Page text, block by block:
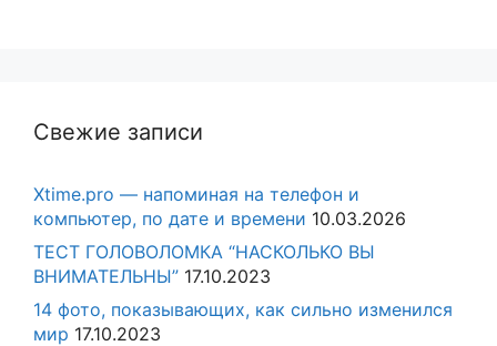
Свежие записи
Xtime.pro — напоминая на телефон и
компьютер, по дате и времени 10.03.2026
ТЕСТ ГОЛОВОЛОМКА “НАСКОЛЬКО ВЫ
ВНИМАТЕЛЬНЫ” 17.10.2023
14 фото, показывающих, как сильно изменился
мир 17.10.2023